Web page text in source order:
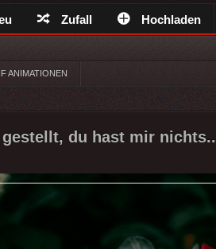
Zufall Hochladen
ANIMATIONEN
du hast mir nichts..